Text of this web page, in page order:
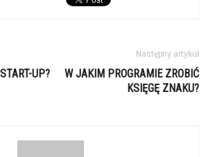
UP?
Następny artykuł
W JAKIM PROGRAMIE ZROBIĆ
KSIĘGĘ ZNAKU?